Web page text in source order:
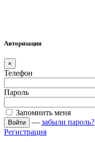
Авторизация
×
Телефон
Пароль
Запомнить меня
Войти — забыли пароль?
Регистрация